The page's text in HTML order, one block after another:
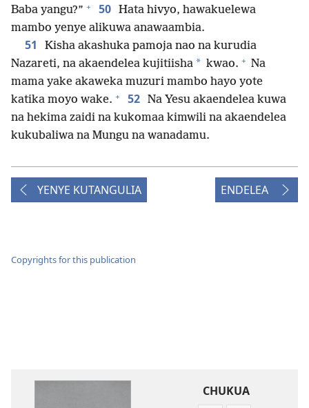
Baba yangu?” + 50 Hata hivyo, hawakuelewa
mambo yenye alikuwa anawaambia.
51
Kisha akashuka pamoja nao na kurudia
Nazareti, na akaendelea kujitiisha * kwao. + Na
mama yake akaweka muzuri mambo hayo yote
katika moyo wake. + 52 Na Yesu akaendelea kuwa
na hekima zaidi na kukomaa kimwili na akaendelea
kukubaliwa na Mungu na wanadamu.
YENYE KUTANGULIA ENDELEA
Copyrights for this publication
CHUKUA